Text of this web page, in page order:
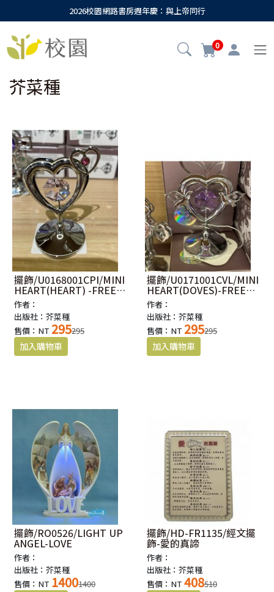
2026校園網路書房週年慶：與上帝同行
0
芥菜種
擺飾/U0168001CPI/MINI
HEART(HEART) -FREE
STAND
作者：
出版社：芥菜種
售價：NT 295295
擺飾/U0171001CVL/MINI
HEART(DOVES)-FREE
STAND
作者：
出版社：芥菜種
售價：NT 295295
擺飾/RO0526/LIGHT UP
ANGEL-LOVE
作者：
出版社：芥菜種
售價：NT 14001400
擺飾/HD-FR1135/經文擺
飾-愛的真諦
作者：
出版社：芥菜種
售價：NT 408510